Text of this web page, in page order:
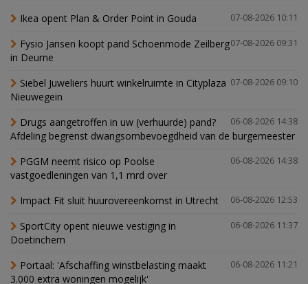
07-08-2026 10:11
Ikea opent Plan & Order Point in Gouda
07-08-2026 09:31
Fysio Jansen koopt pand Schoenmode Zeilberg
in Deurne
07-08-2026 09:10
Siebel Juweliers huurt winkelruimte in Cityplaza
Nieuwegein
06-08-2026 14:38
Drugs aangetroffen in uw (verhuurde) pand?
Afdeling begrenst dwangsombevoegdheid van de burgemeester
06-08-2026 14:38
PGGM neemt risico op Poolse
vastgoedleningen van 1,1 mrd over
06-08-2026 12:53
Impact Fit sluit huurovereenkomst in Utrecht
06-08-2026 11:37
SportCity opent nieuwe vestiging in
Doetinchem
06-08-2026 11:21
Portaal: 'Afschaffing winstbelasting maakt
3.000 extra woningen mogelijk'